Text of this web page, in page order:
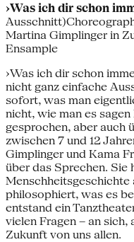
›Was ich dir schon
Martina Gimplinger in
Ensample
›Was ich dir schon
nicht ganz einfache
sofort, was man
nicht, wie man es
gesprochen, aber auch
zwischen 7 und 12
Gimplinger und Kama
über das Sprechen. Sie
philosophiert, was es
entstand ein
vielen Fragen – an sich,
Zukunft von uns allen.